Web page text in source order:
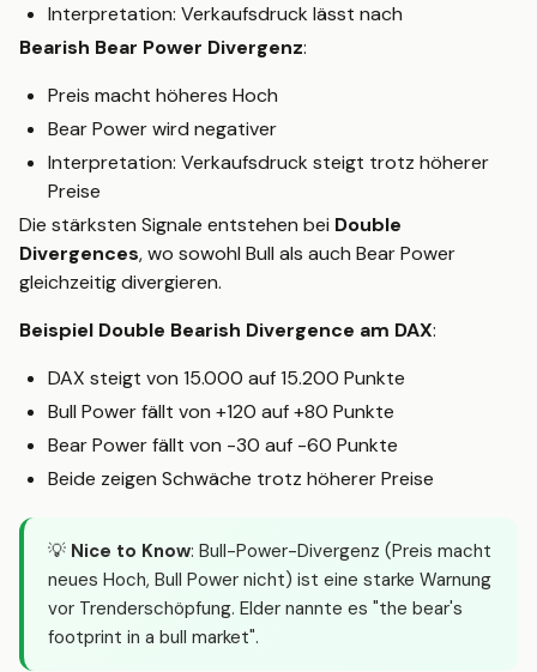
Interpretation: Verkaufsdruck lässt nach
Bearish Bear Power Divergenz:
Preis macht höheres Hoch
Bear Power wird negativer
Interpretation: Verkaufsdruck steigt trotz höherer
Preise
Die stärksten Signale entstehen bei Double
Divergences, wo sowohl Bull als auch Bear Power
gleichzeitig divergieren.
Beispiel Double Bearish Divergence am DAX:
DAX steigt von 15.000 auf 15.200 Punkte
Bull Power fällt von +120 auf +80 Punkte
Bear Power fällt von -30 auf -60 Punkte
Beide zeigen Schwäche trotz höherer Preise
💡 Nice to Know: Bull-Power-Divergenz (Preis macht
neues Hoch, Bull Power nicht) ist eine starke Warnung
vor Trenderschöpfung. Elder nannte es "the bear's
footprint in a bull market".